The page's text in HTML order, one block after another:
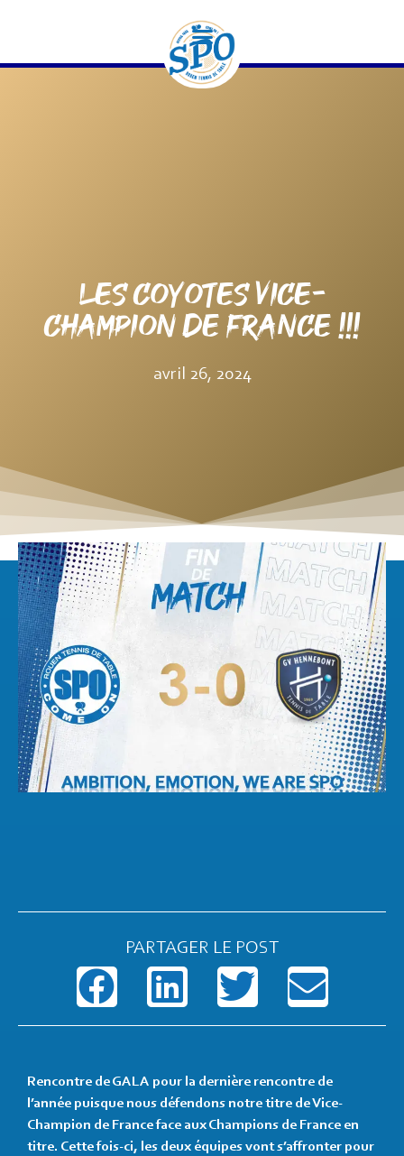
LES COYOTES VICE-
CHAMPION DE FRANCE !!!
avril 26, 2024
PARTAGER LE POST
Rencontre de GALA pour la dernière rencontre de
l’année puisque nous défendons notre titre de Vice-
Champion de France face aux Champions de France en
titre. Cette fois-ci, les deux équipes vont s’affronter pour